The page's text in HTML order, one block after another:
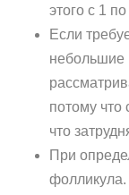
этого с 1
Если
небольшие
потому что
что
При